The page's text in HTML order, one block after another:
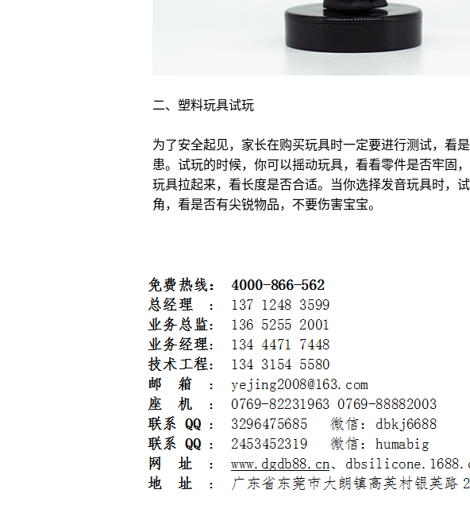
二、塑料玩具试玩
为了安全起见，家长在购买玩具时一定要进行测试，看
患。试玩的时候，你可以摇动玩具，看看零件是否牢固
玩具拉起来，看长度是否合适。当你选择发音玩具时，
角，看是否有尖锐物品，不要伤害宝宝。